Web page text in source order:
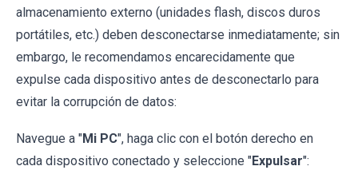
almacenamiento externo (unidades flash, discos duros
portátiles, etc.) deben desconectarse inmediatamente; sin
embargo, le recomendamos encarecidamente que
expulse cada dispositivo antes de desconectarlo para
evitar la corrupción de datos:
Navegue a "Mi PC", haga clic con el botón derecho en
cada dispositivo conectado y seleccione "Expulsar":